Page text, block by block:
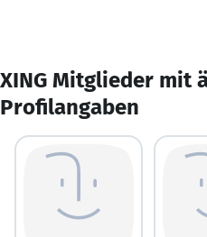
XING Mitglieder mit
Profilangaben